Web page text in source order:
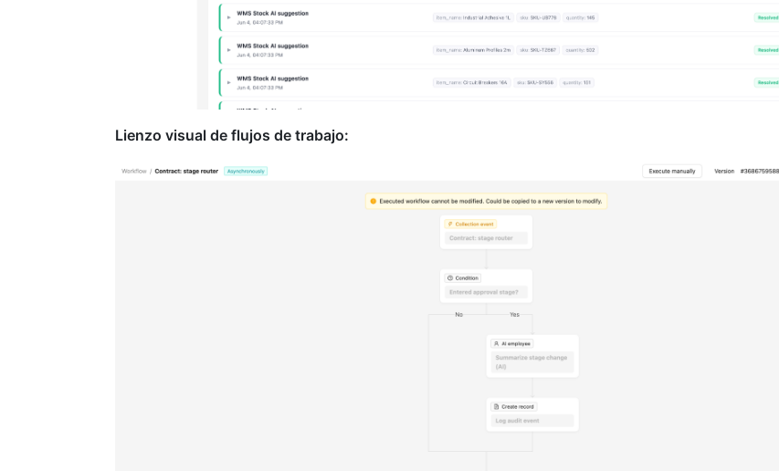
Lienzo visual de flujos de trabajo: